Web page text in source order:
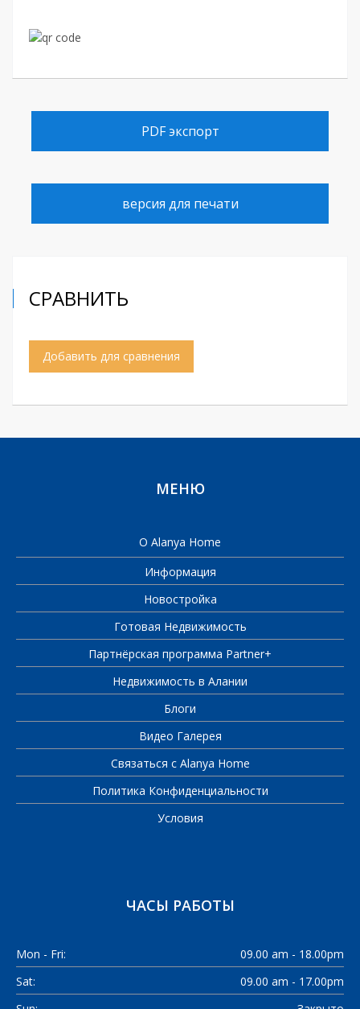
PDF экспорт
версия для печати
СРАВНИТЬ
Добавить для сравнения
МЕНЮ
О Alanya Home
Информация
Новостройка
Готовая Недвижимость
Партнёрская программа Partner+
Недвижимость в Алании
Блоги
Видео Галерея
Связаться с Alanya Home
Политика Конфиденциальности
Условия
ЧАСЫ РАБОТЫ
Mon - Fri:
09.00 am - 18.00pm
Sat:
09.00 am - 17.00pm